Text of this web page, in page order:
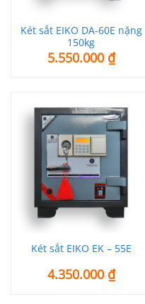
Két sắt EIKO DA-60E nặng
150kg
5.550.000 ₫
Két sắt EIKO EK – 55E
4.350.000 ₫